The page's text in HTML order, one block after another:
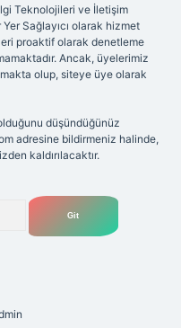
Teknolojileri ve İletişim
Sağlayıcı olarak hizmet
proaktif olarak denetleme
Ancak, üyelerimiz
olup, siteye üye olarak
düşündüğünüz
adresine bildirmeniz halinde,
kaldırılacaktır.